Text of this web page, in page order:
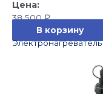
38 500₽
В корзину